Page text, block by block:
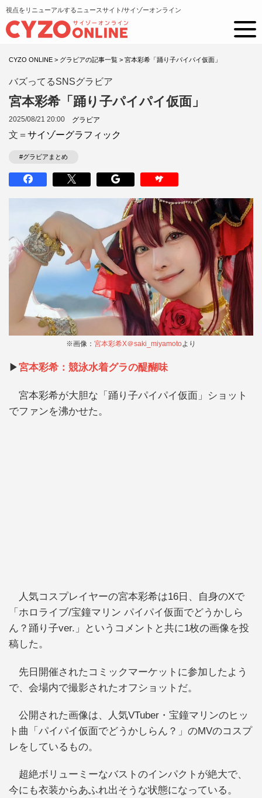
視点をリニューアルするニュースサイト/サイゾーオンライン
CYZO ONLINE > グラビアの記事一覧 > 宮本彩希「踊り子パイパイ仮面」
バズってるSNSグラビア
宮本彩希「踊り子パイパイ仮面」
2025/08/21 20:00 グラビア
文＝ サイゾーグラフィック
#グラビアまとめ
※画像： 宮本彩希X＠saki_miyamotoより
▶︎宮本彩希：競泳水着グラの醍醐味
宮本彩希が大胆な「踊り子パイパイ仮面」ショット
でファンを沸かせた。
人気コスプレイヤーの宮本彩希は16日、自身のXで
「ホロライブ/宝鐘マリン パイパイ仮面でどうかしら
ん？踊り子ver.」というコメントと共に1枚の画像を投
稿した。
先日開催されたコミックマーケットに参加したよう
で、会場内で撮影されたオフショットだ。
公開された画像は、人気VTuber・宝鐘マリンのヒッ
ト曲「パイパイ仮面でどうかしらん？」のMVのコスプ
レをしているもの。
超絶ボリューミーなバストのインパクトが絶大で、
今にも衣装からあふれ出そうな状態になっている。